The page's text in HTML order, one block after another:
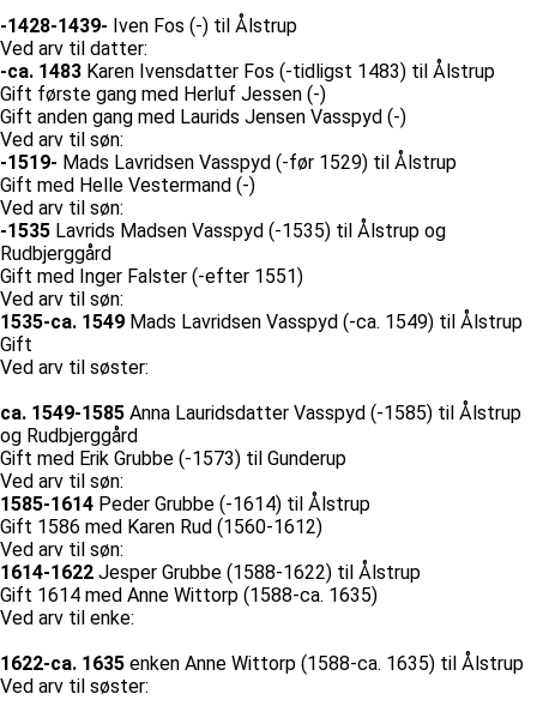
-1428-1439- Iven Fos (-) til Ålstrup
Ved arv til datter:
-ca. 1483 Karen Ivensdatter Fos (-tidligst 1483) til Ålstrup
Gift første gang med Herluf Jessen (-)
Gift anden gang med Laurids Jensen Vasspyd (-)
Ved arv til søn:
-1519- Mads Lavridsen Vasspyd (-før 1529) til Ålstrup
Gift med Helle Vestermand (-)
Ved arv til søn:
-1535 Lavrids Madsen Vasspyd (-1535) til Ålstrup og
Rudbjerggård
Gift med Inger Falster (-efter 1551)
Ved arv til søn:
1535-ca. 1549 Mads Lavridsen Vasspyd (-ca. 1549) til Ålstrup
Gift
Ved arv til søster:
ca. 1549-1585 Anna Lauridsdatter Vasspyd (-1585) til Ålstrup
og Rudbjerggård
Gift med Erik Grubbe (-1573) til Gunderup
Ved arv til søn:
1585-1614 Peder Grubbe (-1614) til Ålstrup
Gift 1586 med Karen Rud (1560-1612)
Ved arv til søn:
1614-1622 Jesper Grubbe (1588-1622) til Ålstrup
Gift 1614 med Anne Wittorp (1588-ca. 1635)
Ved arv til enke:
1622-ca. 1635 enken Anne Wittorp (1588-ca. 1635) til Ålstrup
Ved arv til søster: